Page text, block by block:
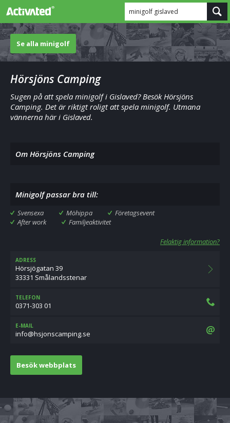
minigolf gislaved
Se alla minigolf
Hörsjöns Camping
Sugen på att spela minigolf i Gislaved? Besök Hörsjöns
Camping. Det är riktigt roligt att spela minigolf. Utmana
vännerna här i Gislaved.
Om Hörsjöns Camping
Minigolf passar bra till:
Svensexa Möhippa
Företagsevent
After work
Familjeaktivitet
Felaktig information?
ADRESS
Hörsjögatan 39
33331 Smålandsstenar
TELEFON
0371-303 01
E-MAIL
es.gnipmacsnojsh@ofni
Besök webbplats